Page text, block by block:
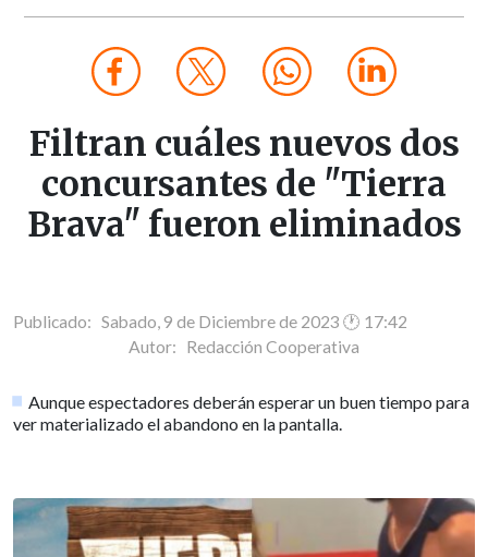
Filtran cuáles nuevos dos
concursantes de "Tierra
Brava" fueron eliminados
Publicado: Sabado, 9 de Diciembre de 2023 🕐 17:42
Autor: Redacción Cooperativa
Aunque espectadores deberán esperar un buen tiempo para
ver materializado el abandono en la pantalla.